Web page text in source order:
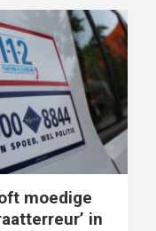
moedige
in